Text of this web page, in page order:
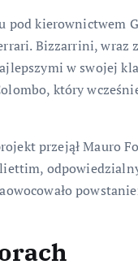
pod kierownictwem
Bizzarrini, wraz z
w swojej
który
przejął Mauro